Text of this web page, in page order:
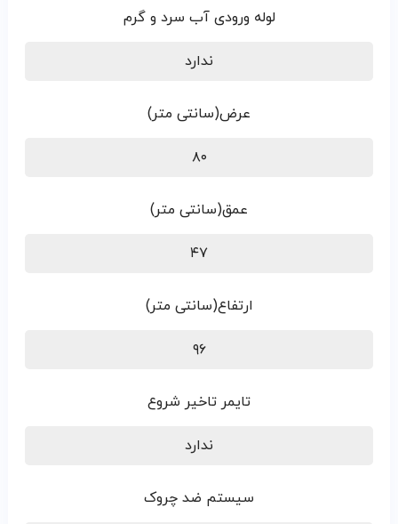
لوله ورودی آب سرد و گرم
ندارد
عرض(سانتی متر)
۸۰
عمق(سانتی متر)
۴۷
ارتفاع(سانتی متر)
۹۶
تایمر تاخیر شروع
ندارد
سیستم ضد چروک